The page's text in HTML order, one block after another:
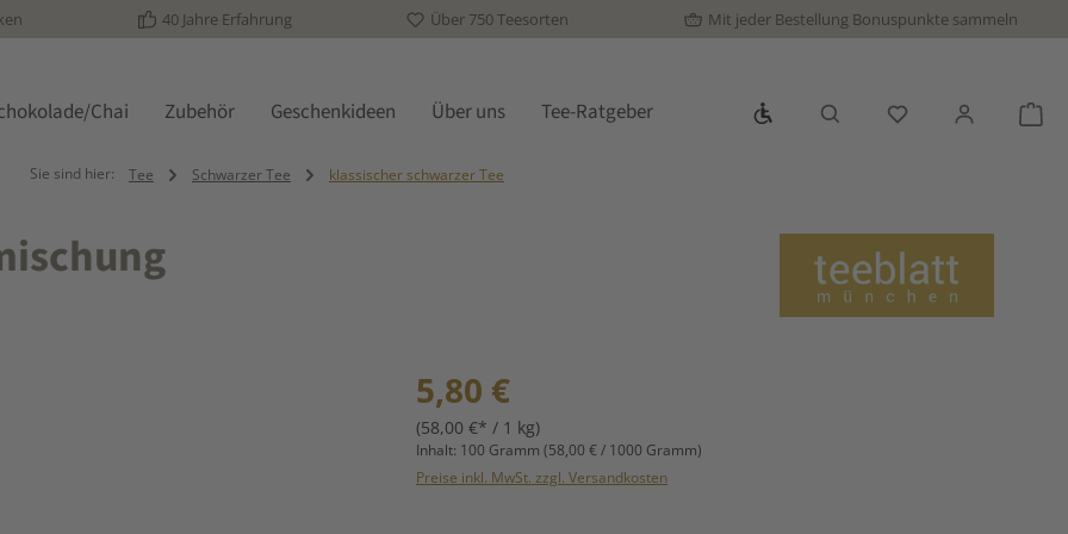
40 Jahre Erfahrung Über 750 Teesorten Mit jeder Bestellung Bonuspunkte sammeln
Chai Zubehör Geschenkideen Über uns Tee-Ratgeber Werkzeugleiste anzeigen
Du hast 0
Sie sind hier: Tee Schwarzer Tee klassischer schwarzer Tee
Regulärer Preis:
5,80 €
(58,00 €* / 1 kg)
Inhalt: 100 Gramm (58,00 € / 1000 Gramm)
Preise inkl. MwSt. zzgl. Versandkosten